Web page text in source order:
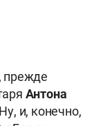
прежде
Антона
и, конечно,